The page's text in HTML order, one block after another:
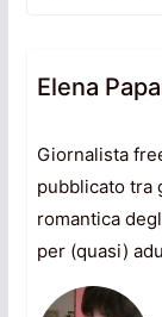
Elena
Giornalista
pubblicato tra
romantica
per (quasi)